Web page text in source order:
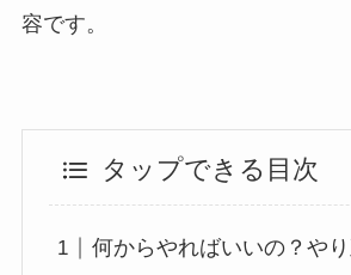
容です。
タップできる目次
何からやればいいの？や